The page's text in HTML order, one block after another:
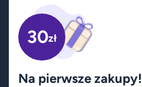
30zł
Na pierwsze zakupy!